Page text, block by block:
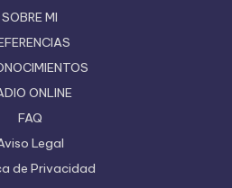
SOBRE MI
ONLINE
FAQ
Legal
de Privacidad